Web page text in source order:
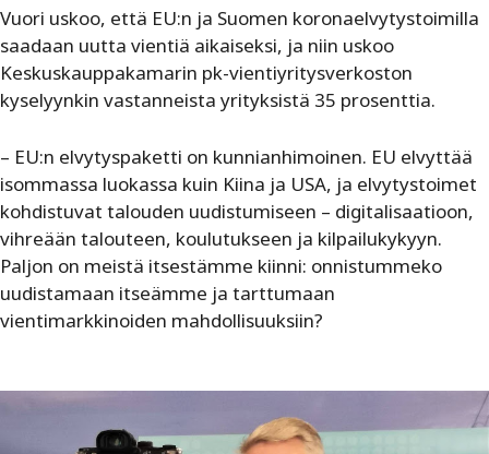
Vuori uskoo, että EU:n ja Suomen koronaelvytystoimilla
saadaan uutta vientiä aikaiseksi, ja niin uskoo
Keskuskauppakamarin pk-vientiyritysverkoston
kyselyynkin vastanneista yrityksistä 35 prosenttia.
– EU:n elvytyspaketti on kunnianhimoinen. EU elvyttää
isommassa luokassa kuin Kiina ja USA, ja elvytystoimet
kohdistuvat talouden uudistumiseen – digitalisaatioon,
vihreään talouteen, koulutukseen ja kilpailukykyyn.
Paljon on meistä itsestämme kiinni: onnistummeko
uudistamaan itseämme ja tarttumaan
vientimarkkinoiden mahdollisuuksiin?